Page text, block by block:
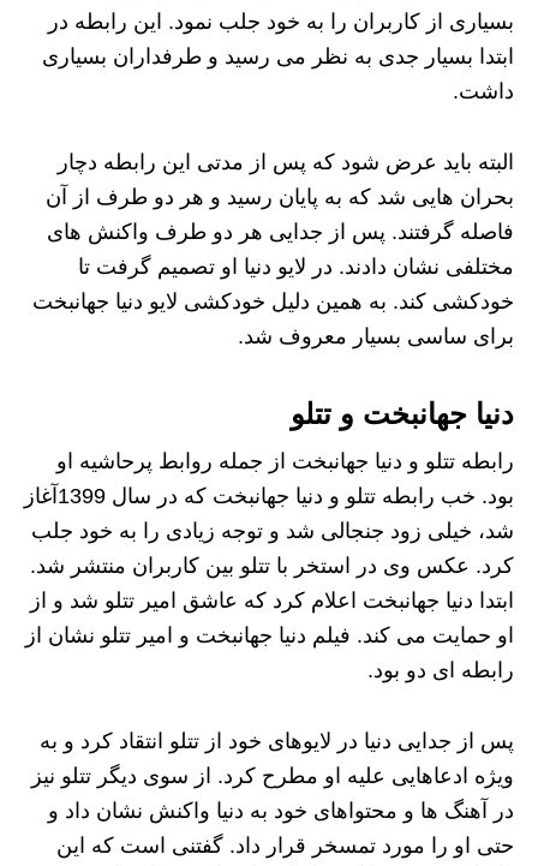
بسیاری از کاربران را به خود جلب نمود. این رابطه در
ابتدا بسیار جدی به نظر می رسید و طرفداران بسیاری
داشت.
البته باید عرض شود که پس از مدتی این رابطه دچار
بحران هایی شد که به پایان رسید و هر دو طرف از آن
فاصله گرفتند. پس از جدایی هر دو طرف واکنش های
مختلفی نشان دادند. در لایو دنیا او تصمیم گرفت تا
خودکشی کند. به همین دلیل خودکشی لایو دنیا جهانبخت
برای ساسی بسیار معروف شد.
دنیا جهانبخت و تتلو
رابطه تتلو و دنیا جهانبخت از جمله روابط پرحاشیه او
بود. خب رابطه تتلو و دنیا جهانبخت که در سال 1399آغاز
شد، خیلی زود جنجالی شد و توجه زیادی را به خود جلب
کرد. عکس وی در استخر با تتلو بین کاربران منتشر شد.
ابتدا دنیا جهانبخت اعلام کرد که عاشق امیر تتلو شد و از
او حمایت می کند. فیلم دنیا جهانبخت و امیر تتلو نشان از
رابطه ای دو بود.
پس از جدایی دنیا در لایوهای خود از تتلو انتقاد کرد و به
ویژه ادعاهایی علیه او مطرح کرد. از سوی دیگر تتلو نیز
در آهنگ ها و محتواهای خود به دنیا واکنش نشان داد و
حتی او را مورد تمسخر قرار داد. گفتنی است که این